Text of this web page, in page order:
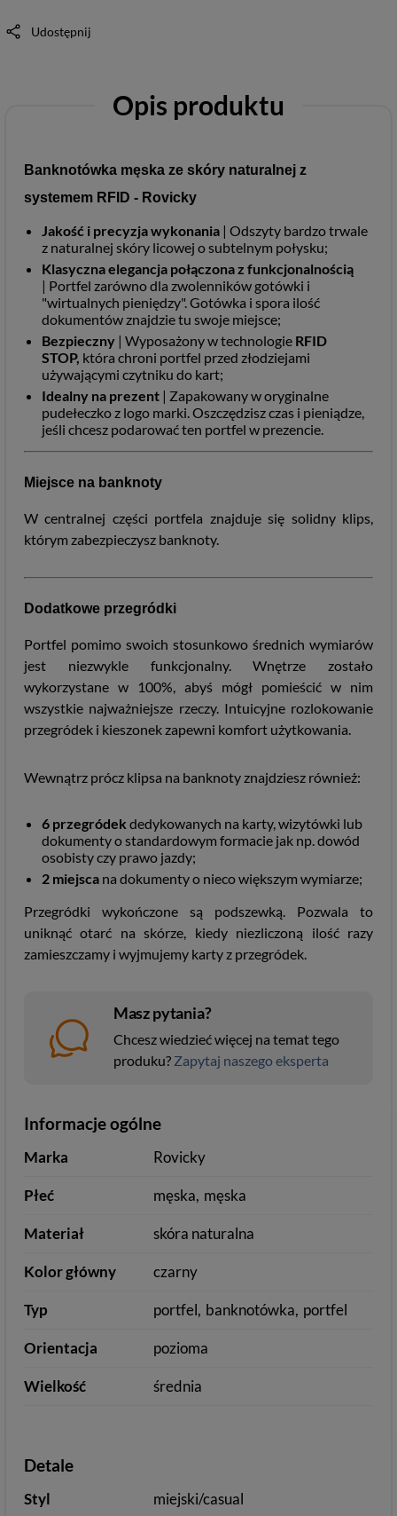
Udostępnij
Opis produktu
Banknotówka męska ze skóry naturalnej z
systemem RFID - Rovicky
Jakość i precyzja wykonania | Odszyty bardzo trwale
z naturalnej skóry licowej o subtelnym połysku;
Klasyczna elegancja połączona z funkcjonalnością
| Portfel zarówno dla zwolenników gotówki i
"wirtualnych pieniędzy". Gotówka i spora ilość
dokumentów znajdzie tu swoje miejsce;
Bezpieczny | Wyposażony w technologie RFID
STOP, która chroni portfel przed złodziejami
używającymi czytniku do kart;
Idealny na prezent | Zapakowany w oryginalne
pudełeczko z logo marki. Oszczędzisz czas i pieniądze,
jeśli chcesz podarować ten portfel w prezencie.
Miejsce na banknoty
W centralnej części portfela znajduje się solidny klips,
którym zabezpieczysz banknoty.
Dodatkowe przegródki
Portfel pomimo swoich stosunkowo średnich wymiarów
jest niezwykle funkcjonalny. Wnętrze zostało
wykorzystane w 100%, abyś mógł pomieścić w nim
wszystkie najważniejsze rzeczy. Intuicyjne rozlokowanie
przegródek i kieszonek zapewni komfort użytkowania.
Wewnątrz prócz klipsa na banknoty znajdziesz również:
6 przegródek dedykowanych na karty, wizytówki lub
dokumenty o standardowym formacie jak np. dowód
osobisty czy prawo jazdy;
2 miejsca na dokumenty o nieco większym wymiarze;
Przegródki wykończone są podszewką. Pozwala to
uniknąć otarć na skórze, kiedy niezliczoną ilość razy
zamieszczamy i wyjmujemy karty z przegródek.
Masz pytania?
Chcesz wiedzieć więcej na temat tego
produku? Zapytaj naszego eksperta
Informacje ogólne
Marka Rovicky
Płeć męska męska
Materiał skóra naturalna
Kolor główny czarny
Typ portfel banknotówka portfel
Orientacja pozioma
Wielkość średnia
Detale
Styl miejski/casual